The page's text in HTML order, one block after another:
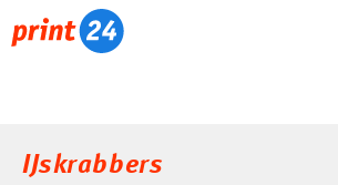
IJskrabbers